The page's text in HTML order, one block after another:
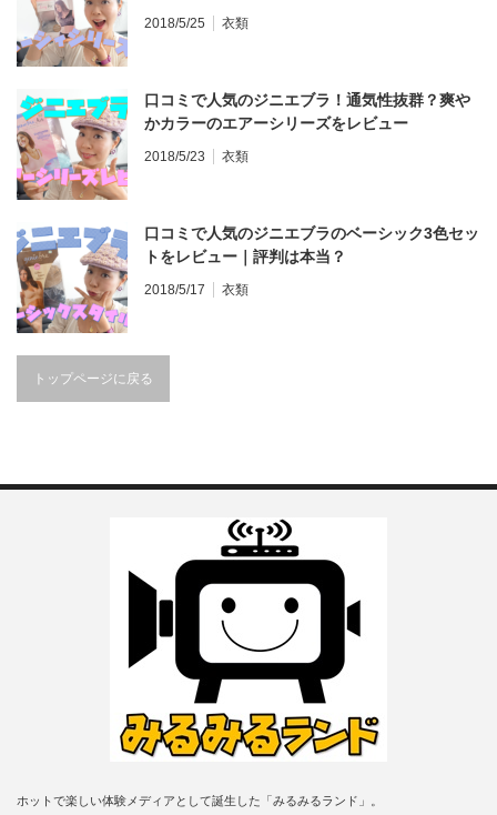
2018/5/25 衣類
口コミで人気のジニエブラ！通気性抜群？爽や
かカラーのエアーシリーズをレビュー
2018/5/23 衣類
口コミで人気のジニエブラのベーシック3色セッ
トをレビュー｜評判は本当？
2018/5/17 衣類
トップページに戻る
ホットで楽しい体験メディアとして誕生した「みるみるランド」。